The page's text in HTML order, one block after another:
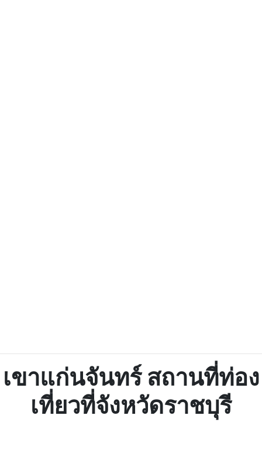
เขาแก่นจันทร์ สถานที่ท่อง
เที่ยวที่จังหวัดราชบุรี